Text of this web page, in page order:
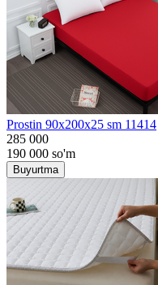
Prostin 90x200x25 sm 11414
285 000
190 000 so'm
Buyurtma